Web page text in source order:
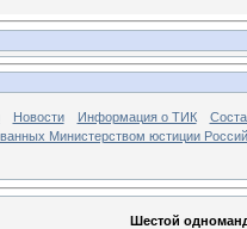
Новости Информация о ТИК
Министерством юстиции
Шестой